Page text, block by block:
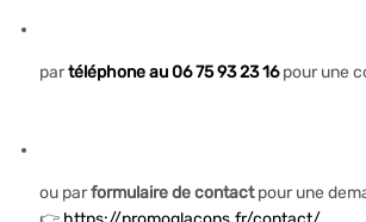
partéléphone au 06 75 93 23 16pour une
ou parformulaire de contactpour une